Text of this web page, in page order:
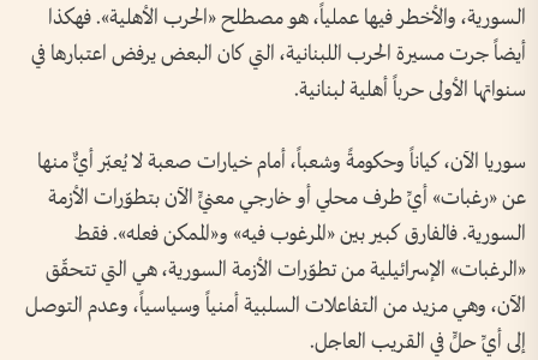
السورية، والأخطر فيها عملياً، هو مصطلح «الحرب الأهلية». فهكذا
أيضاً جرت مسيرة الحرب اللبنانية، التي كان البعض يرفض اعتبارها في
سنواتها الأولى حرباً أهلية لبنانية.
سوريا الآن، كياناً وحكومةً وشعباً، أمام خيارات صعبة لا يُعبّر أيٌّ منها
عن «رغبات» أيِّ طرف محلي أو خارجي معنيٍّ الآن بتطوّرات الأزمة
السورية. فالفارق كبير بين «المرغوب فيه» و«الممكن فعله». فقط
«الرغبات» الإسرائيلية من تطوّرات الأزمة السورية، هي التي تتحقّق
الآن، وهي مزيد من التفاعلات السلبية أمنياً وسياسياً، وعدم التوصل
إلى أيِّ حلٍّ في القريب العاجل.